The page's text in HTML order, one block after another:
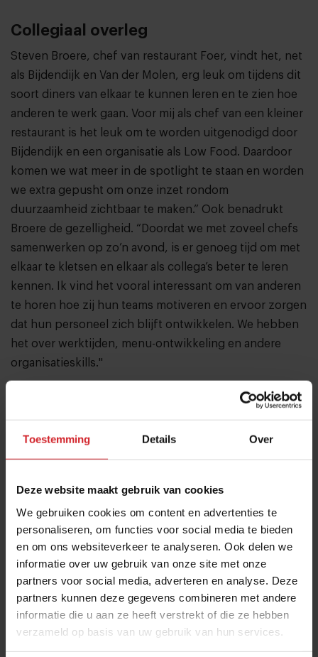
Toestemming Details Over
Deze website maakt gebruik van cookies
We gebruiken cookies om content en advertenties te
personaliseren, om functies voor social media te bieden
en om ons websiteverkeer te analyseren. Ook delen we
informatie over uw gebruik van onze site met onze
partners voor social media, adverteren en analyse. Deze
partners kunnen deze gegevens combineren met andere
informatie die u aan ze heeft verstrekt of die ze hebben
verzameld op basis van uw gebruik van hun services.
Collegiaal overleg
Steven Broere, chef van restaurant Foer, vindt het, net
als Bijdendijk en Van der Molen, erg leuk om tijdens dit
soort diners van elkaar te kunnen leren en te zien hoe
anderen te werk gaan. Voor mij als chef van een kleiner
restaurant is het leuk om te worden uitgenodigd door
Bijdendijk en een organisatie als Low Food. Daardoor
komen we wat meer in de spotlight te staan en worden
we extra gepusht om onze inzet rondom
duurzaamheid zichtbaar te maken.” Ook benadrukt
Broere de gezelligheid. “Doordat we met zoveel chefs
samenwerken op zo’n avond, is er genoeg tijd om met
elkaar te kletsen en elkaar als collega’s beter te leren
kennen. Ik vind het vooral interessant om van anderen
te horen hoe zij hun teams motiveren en ervoor zorgen
dat hun personeel zich blijft ontwikkelen. We hebben
het over werktijden, menu-ontwikkeling en andere
organisatieskills."
Ook Bastiaan de Groot van restaurant Europa maakte
van de gelegenheid gebruik om met collega’s te
serveren maar maximaal 40 gasten op een avond. Het is
hebben en te horen hoe zij bepaalde dingen
uit Amsterdam. We hebben bij dezelfde klassieke
zaken gewerkt, maar we zijn uiteindelijk allemaal een
minder traditionele weg ingeslagen; new school.
Klassiek als basis, maar ook oog voor de mensen in je
team en diversiteit in de keuken. Het is leuk om daar
met gelijkgestemde collega’s over te spreken. Met
Europa willen we de komende tijd vaker gastchefs